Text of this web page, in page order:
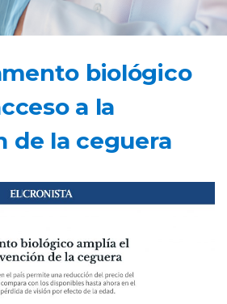
biológico
a la
de la ceguera